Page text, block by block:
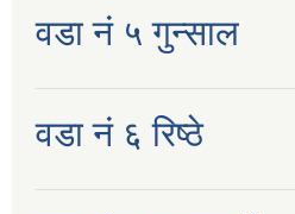
वडा नं ५ गुन्साल
वडा नं ६ रिष्ठे